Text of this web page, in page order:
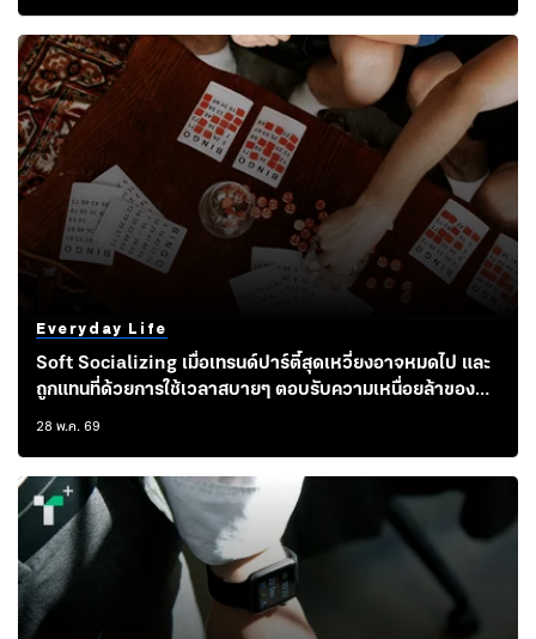
Everyday Life
Soft Socializing เมื่อเทรนด์ปาร์ตี้สุดเหวี่ยงอาจหมดไป และ
ถูกแทนที่ด้วยการใช้เวลาสบายๆ ตอบรับความเหนื่อยล้าของ
สังคม
28 พ.ค. 69